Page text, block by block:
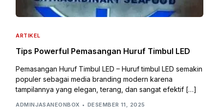
ARTIKEL
Tips Powerful Pemasangan Huruf Timbul LED
Pemasangan Huruf Timbul LED – Huruf timbul LED semakin
populer sebagai media branding modern karena
tampilannya yang elegan, terang, dan sangat efektif […]
ADMINJASANEONBOX DESEMBER 11, 2025